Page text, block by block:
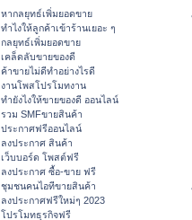
หากลยุทธ์เพิ่มยอดขาย
ทําไงให้ลูกค้าเข้าร้านเยอะ ๆ
กลยุทธ์เพิ่มยอดขาย
เคล็ดลับขายของดี
ค้าขายไม่ดีทำอย่างไรดี
งานโพสโปรโมทงาน
ทํายังไงให้ขายของดี ออนไลน์
รวม SMFขายสินค้า
ประกาศฟรีออนไลน์
ลงประกาศ สินค้า
เว็บบอร์ด โพสต์ฟรี
ลงประกาศ ซื้อ-ขาย ฟรี
ชุมชนคนไอทีขายสินค้า
ลงประกาศฟรีใหม่ๆ 2023
โปรโมทธุรกิจฟรี